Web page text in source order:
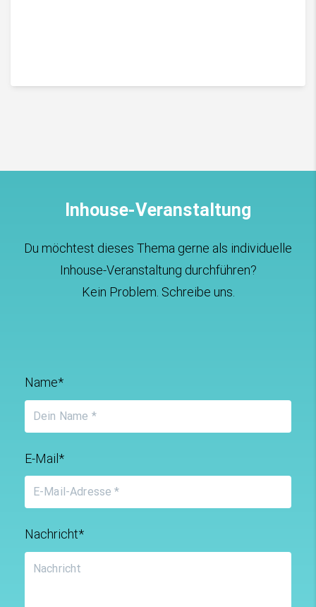
Inhouse-Veranstaltung
Du möchtest dieses Thema gerne als individuelle
Inhouse-Veranstaltung durchführen?
Kein Problem. Schreibe uns.
Name*
E-Mail*
Nachricht*